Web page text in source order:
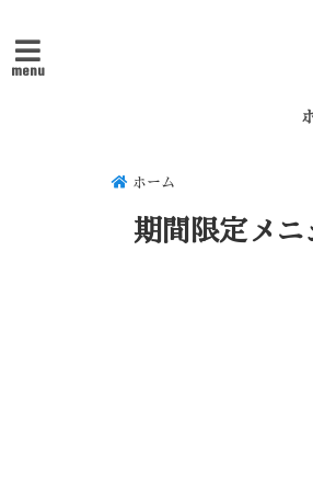
menu
ホーム
期間限定メ